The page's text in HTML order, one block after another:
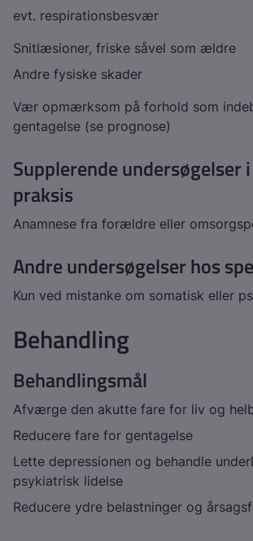
evt. respirationsbesvær
Snitlæsioner, friske såvel som ældre
Andre fysiske skader
Vær opmærksom på forhold som
gentagelse (se prognose)
Supplerende undersøgelser
praksis
Anamnese fra forældre eller
Andre undersøgelser hos
Kun ved mistanke om somatisk eller
Behandling
Behandlingsmål
Afværge den akutte fare for liv og
Reducere fare for gentagelse
Lette depressionen og behandle
psykiatrisk lidelse
Reducere ydre belastninger og